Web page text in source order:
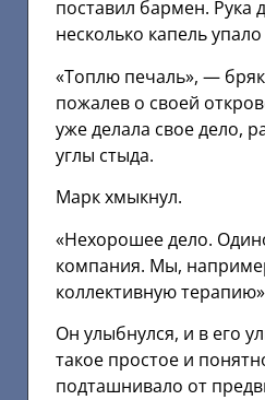
поставил бармен. Рука
несколько капель
«Топлю печаль», —
пожалев о своей
уже делала свое дело,
углы стыда.
Марк хмыкнул.
«Нехорошее дело.
компания. Мы,
коллективную
Он улыбнулся, и в его
такое простое и
подташнивало от